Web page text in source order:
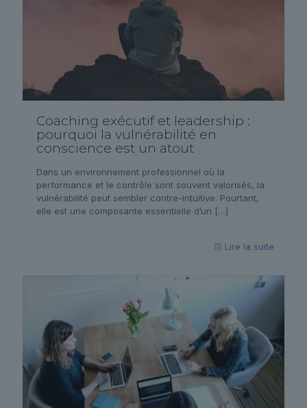
Coaching exécutif et leadership :
pourquoi la vulnérabilité en
conscience est un atout
Dans un environnement professionnel où la
performance et le contrôle sont souvent valorisés, la
vulnérabilité peut sembler contre-intuitive. Pourtant,
elle est une composante essentielle d’un […]
Lire la suite